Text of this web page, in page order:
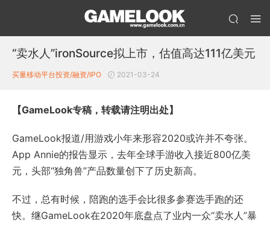
“卖水人”ironSource拟上市，估值高达111亿美元
买量移动平台投资/融资/IPO 2021-03-24
【GameLook专稿，转载请注明出处】
GameLook报道/用游戏小年来形容2020或许并不夸张。
App Annie的报告显示，去年全球手游收入接近800亿美
元，头部“独角兽”产品数量创下了历史新高。
不过，总有时候，陪跑的选手会比很多参赛选手跑的还
快。继GameLook在2020年底盘点了业内一众“卖水人”暴